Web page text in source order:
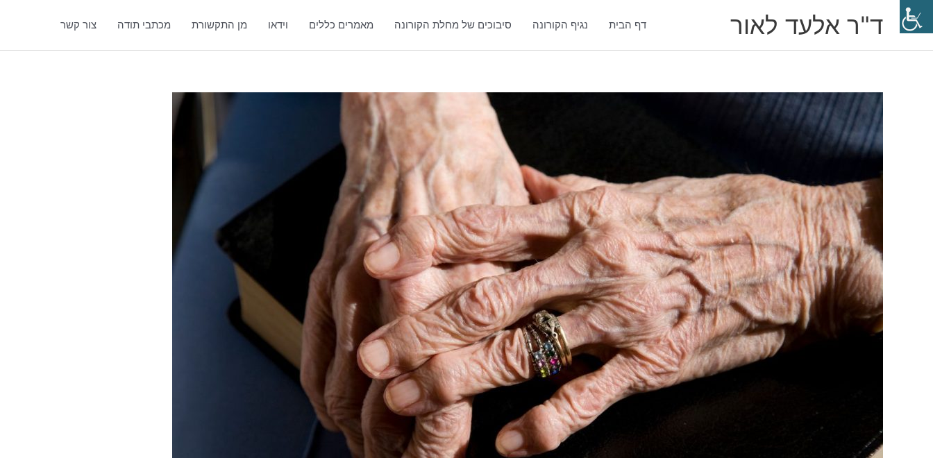
לתוכן
ד"ר אלעד לאור דף הבית נגיף הקורונה סיבוכים של מחלת הקורונה מאמרים כללים וידאו מן התקשורת מכתבי תודה צור קשר
navigation